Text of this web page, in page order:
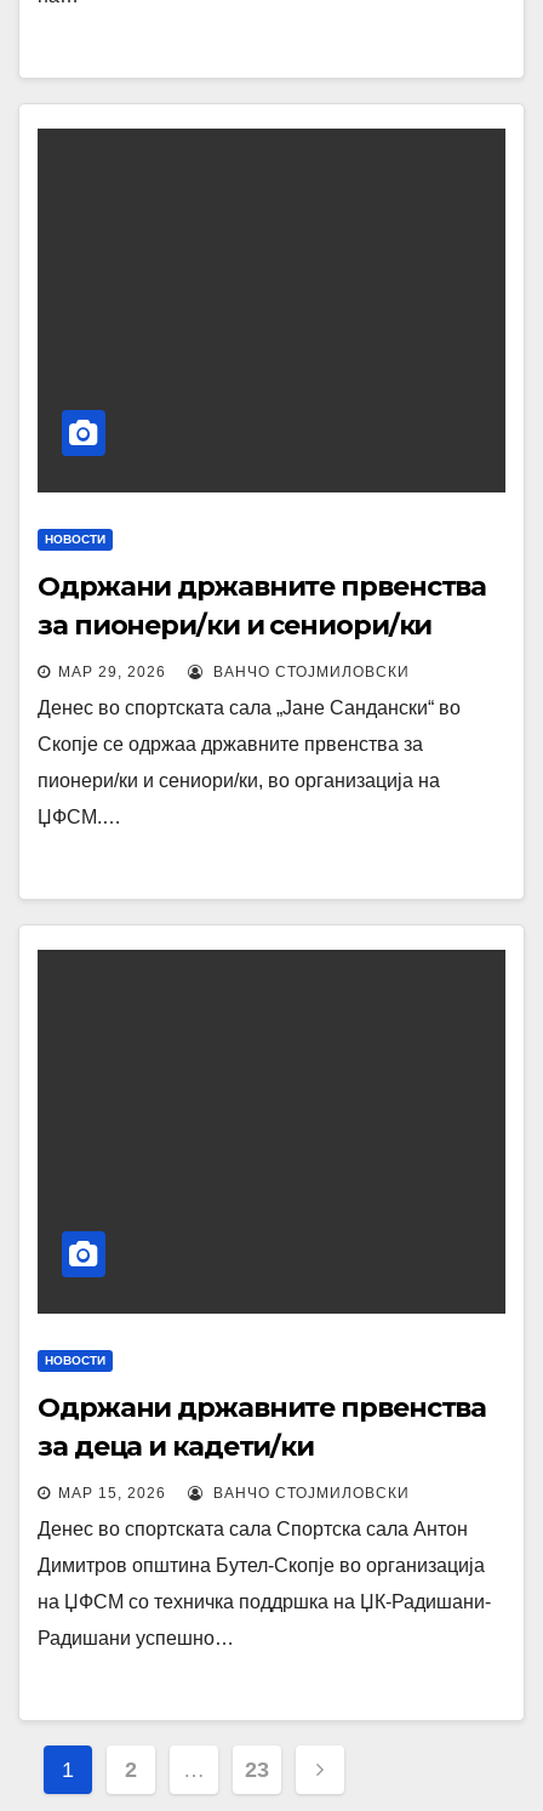
НОВОСТИ
Одржани државните првенства
за пионери/ки и сениори/ки
МАР 29, 2026 ВАНЧО СТОЈМИЛОВСКИ
Денес во спортската сала „Јане Сандански“ во
Скопје се одржаа државните првенства за
пионери/ки и сениори/ки, во организација на
ЏФСМ.…
НОВОСТИ
Одржани државните првенства
за деца и кадети/ки
МАР 15, 2026 ВАНЧО СТОЈМИЛОВСКИ
Денес во спортската сала Спортска сала Антон
Димитров општина Бутел-Скопје во организација
на ЏФСМ со техничка поддршка на ЏК-Радишани-
Радишани успешно…
Навигација
1 2 … 23